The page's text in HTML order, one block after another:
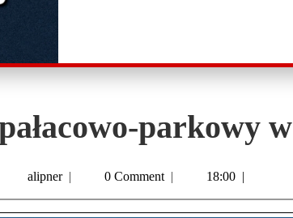
pałacowo-parkowy
alipner | 0 Comment | 18:00 |